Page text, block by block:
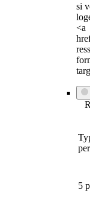
si
<a
5